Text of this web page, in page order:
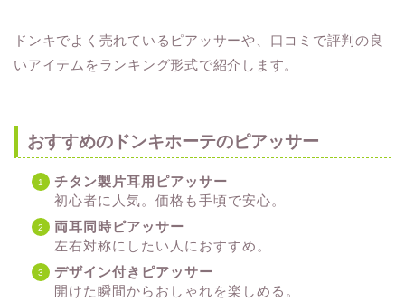
ドンキでよく売れているピアッサーや、口コミで評判の良
いアイテムをランキング形式で紹介します。
おすすめのドンキホーテのピアッサー
チタン製片耳用ピアッサー
初心者に人気。価格も手頃で安心。
両耳同時ピアッサー
左右対称にしたい人におすすめ。
デザイン付きピアッサー
開けた瞬間からおしゃれを楽しめる。